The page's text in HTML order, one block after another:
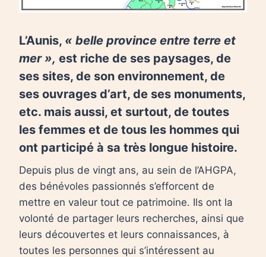
L’Aunis, « belle province entre terre et
mer », est riche de ses paysages, de
ses sites, de son environnement, de
ses ouvrages d’art, de ses monuments,
etc. mais aussi, et surtout, de toutes
les femmes et de tous les hommes qui
ont participé à sa très longue histoire.
Depuis plus de vingt ans, au sein de l’AHGPA,
des bénévoles passionnés s’efforcent de
mettre en valeur tout ce patrimoine. Ils ont la
volonté de partager leurs recherches, ainsi que
leurs découvertes et leurs connaissances, à
toutes les personnes qui s’intéressent au